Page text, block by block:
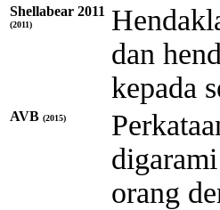
Shellabear 2011
(2011)
dan
kepada
AVB (2015)
orang